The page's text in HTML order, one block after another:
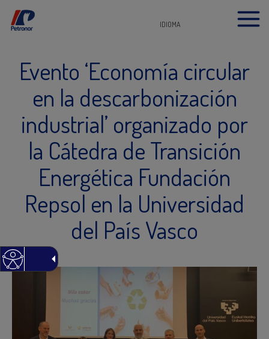
IDIOMA
Evento ‘Economía circular
en la descarbonización
industrial’ organizado por
la Cátedra de Transición
Energética Fundación
Repsol en la Universidad
del País Vasco